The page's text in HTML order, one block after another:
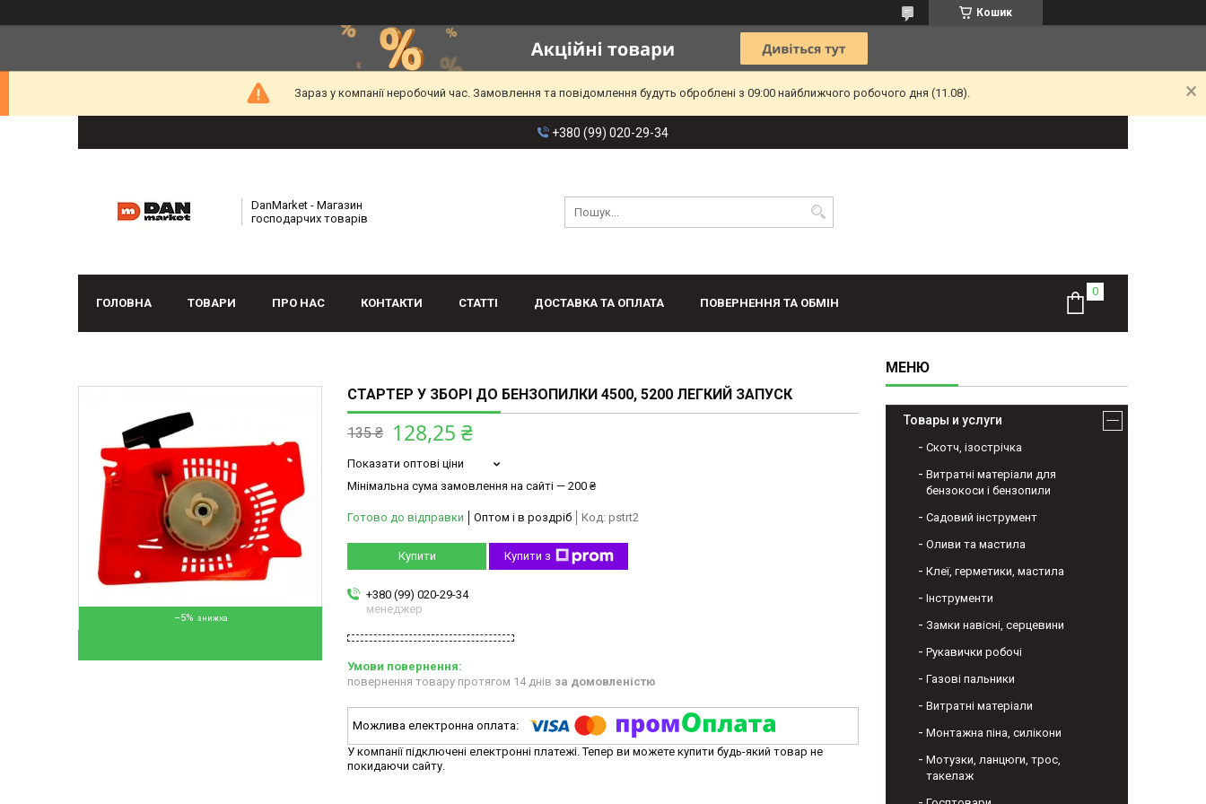
Кошик
Зараз у компанії неробочий час. Замовлення та повідомлення будуть оброблені з 09:00 найближчого робочого дня (11.08).
+380 (99) 020-29-34
DanMarket - Магазин
господарчих товарів
ГОЛОВНА ТОВАРИ ПРО НАС КОНТАКТИ СТАТТІ ДОСТАВКА ТА ОПЛАТА ПОВЕРНЕННЯ ТА ОБМІН
–5%
СТАРТЕР У ЗБОРІ ДО БЕНЗОПИЛКИ 4500, 5200 ЛЕГКИЙ ЗАПУСК
135 ₴ 128,25 ₴
Показати оптові ціни
Мінімальна сума замовлення на сайті — 200 ₴
Готово до відправки Оптом і в роздріб Код: pstrt2
Купити Купити з
+380 (99) 020-29-34
менеджер
повернення товару протягом 14 днів за домовленістю
У компанії підключені електронні платежі. Тепер ви можете купити будь-який товар не
покидаючи сайту.
Товары и услуги
Скотч, ізострічка
Витратні матеріали для
бензокоси і бензопили
Садовий інструмент
Оливи та мастила
Клеї, герметики, мастила
Інструменти
Замки навісні, серцевини
Рукавички робочі
Газові пальники
Витратні матеріали
Монтажна піна, силікони
Мотузки, ланцюги, трос,
такелаж